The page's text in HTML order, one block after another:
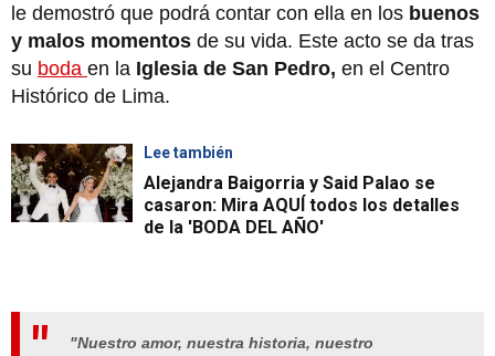
le demostró que podrá contar con ella en los buenos
y malos momentos de su vida. Este acto se da tras
su boda en la Iglesia de San Pedro, en el Centro
Histórico de Lima.
Lee también
Alejandra Baigorria y Said Palao se
casaron: Mira AQUÍ todos los detalles
de la 'BODA DEL AÑO'
"Nuestro amor, nuestra historia, nuestro